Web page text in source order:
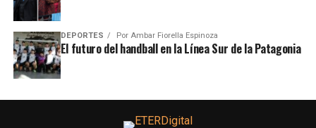
DEPORTES Por Ambar Fiorella Espinoza
El futuro del handball en la Línea Sur de la Patagonia